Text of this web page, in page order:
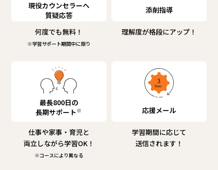
現役カウンセラーへ
質疑応答
何度でも無料！
※学習サポート期間中に限り
添削指導
理解度が格段にアップ！
最長800日の
長期サポート※
仕事や家事・育児と
両立しながら学習OK！
※コースにより異なる
応援メール
学習期間に応じて
送信されます！